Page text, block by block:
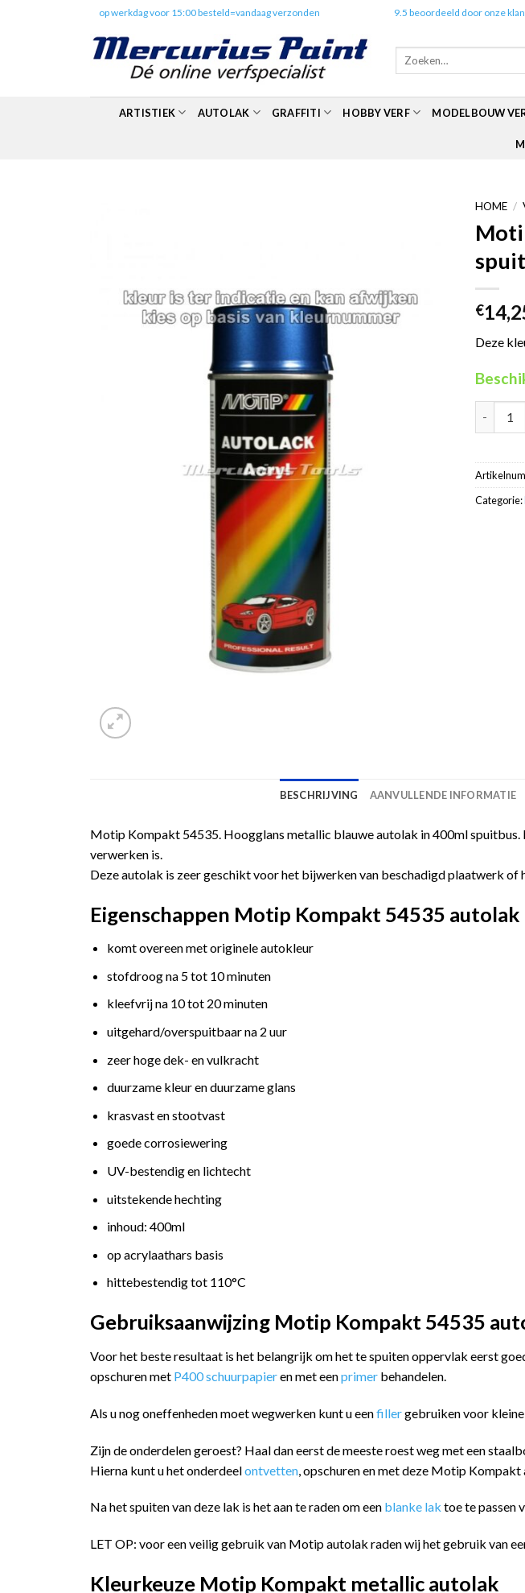
op werkdag voor 15:00 besteld=vandaag verzonden 9.5 beoordeeld door onze
Zoeken
ARTISTIEK AUTOLAK GRAFFITI HOBBY VERF MODELBOUW
HOME /
€
Deze
Categorie:
BESCHRIJVING AANVULLENDE INFORMATIE
Motip Kompakt 54535. Hoogglans metallic blauwe autolak in 400ml
verwerken is.
Deze autolak is zeer geschikt voor het bijwerken van beschadigd plaatwerk of
Eigenschappen Motip Kompakt 54535
komt overeen met originele autokleur
stofdroog na 5 tot 10 minuten
kleefvrij na 10 tot 20 minuten
uitgehard/overspuitbaar na 2 uur
zeer hoge dek- en vulkracht
duurzame kleur en duurzame glans
krasvast en stootvast
goede corrosiewering
UV-bestendig en lichtecht
uitstekende hechting
inhoud: 400ml
op acrylaathars basis
hittebestendig tot 110°C
Gebruiksaanwijzing Motip Kompakt 54535
Voor het beste resultaat is het belangrijk om het te spuiten oppervlak eerst
opschuren met P400 schuurpapieren met eenprimer behandelen.
Als u nog oneffenheden moet wegwerken kunt u eenfillergebruiken voor
Zijn de onderdelen geroest? Haal dan eerst de meeste roest weg met een
Hierna kunt u het onderdeelontvetten , opschuren en met deze Motip
Na het spuiten van deze lak is het aan te raden om een blanke lak toe te passen
LET OP: voor een veilig gebruik van Motip autolak raden wij het gebruik van
Kleurkeuze Motip Kompakt metallic autolak